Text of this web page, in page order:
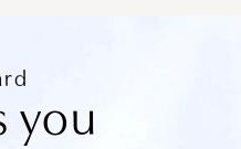
you